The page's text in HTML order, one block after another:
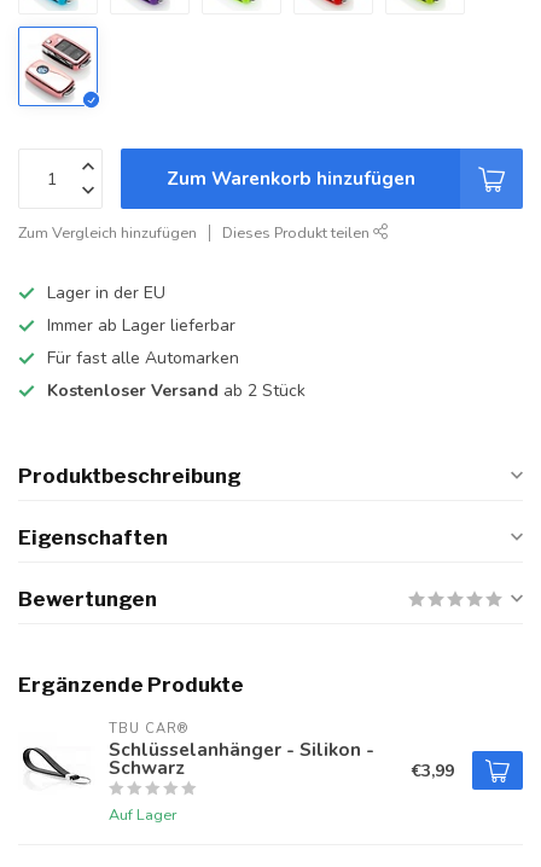
Zum Warenkorb hinzufügen
Zum Vergleich hinzufügen Dieses Produkt teilen
Lager in der EU
Immer ab Lager lieferbar
Für fast alle Automarken
Kostenloser Versand ab 2 Stück
Produktbeschreibung
Eigenschaften
Bewertungen
Ergänzende Produkte
TBU CAR®
Schlüsselanhänger - Silikon -
Schwarz
Auf Lager
€3,99